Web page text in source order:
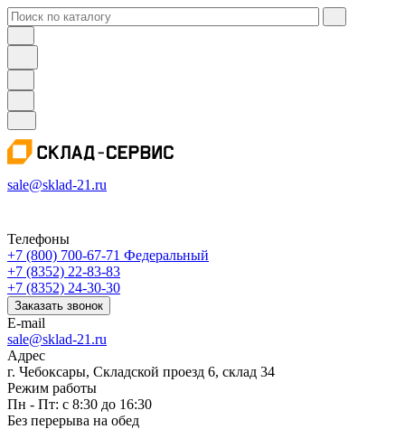
sale@sklad-21.ru
Телефоны
+7 (800) 700-67-71 Федеральный
+7 (8352) 22-83-83
+7 (8352) 24-30-30
Заказать звонок
E-mail
sale@sklad-21.ru
Адрес
г. Чебоксары, Складской проезд 6, склад 34
Режим работы
Пн - Пт: с 8:30 до 16:30
Без перерыва на обед